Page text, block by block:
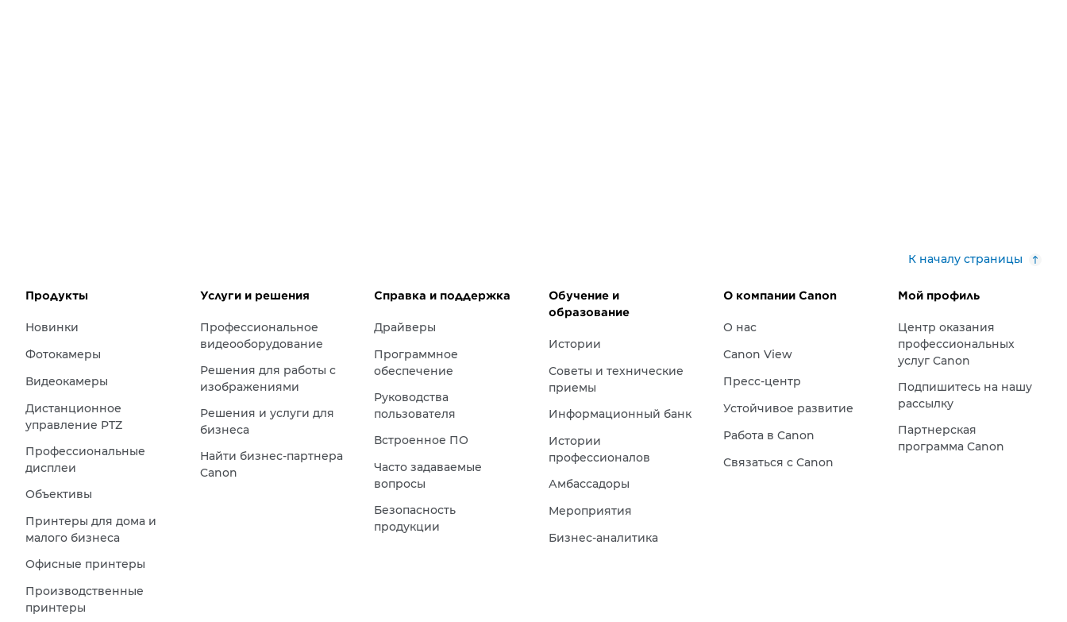
К началу страницы
Продукты
Новинки
Фотокамеры
Видеокамеры
Дистанционное
управление PTZ
Профессиональные
дисплеи
Объективы
Принтеры для дома и
малого бизнеса
Офисные принтеры
Производственные
принтеры
Услуги и решения
Профессиональное
видеооборудование
Решения для работы с
изображениями
Решения и услуги для
бизнеса
Найти бизнес-партнера
Canon
Справка и поддержка
Драйверы
Программное
обеспечение
Руководства
пользователя
Встроенное ПО
Часто задаваемые
вопросы
Безопасность
продукции
Обучение и
образование
Истории
Советы и технические
приемы
Информационный банк
Истории
профессионалов
Амбассадоры
Мероприятия
Бизнес-аналитика
О компании Canon
О нас
Canon View
Пресс-центр
Устойчивое развитие
Работа в Canon
Связаться с Canon
Мой профиль
Центр оказания
профессиональных
услуг Canon
Подпишитесь на нашу
рассылку
Партнерская
программа Canon